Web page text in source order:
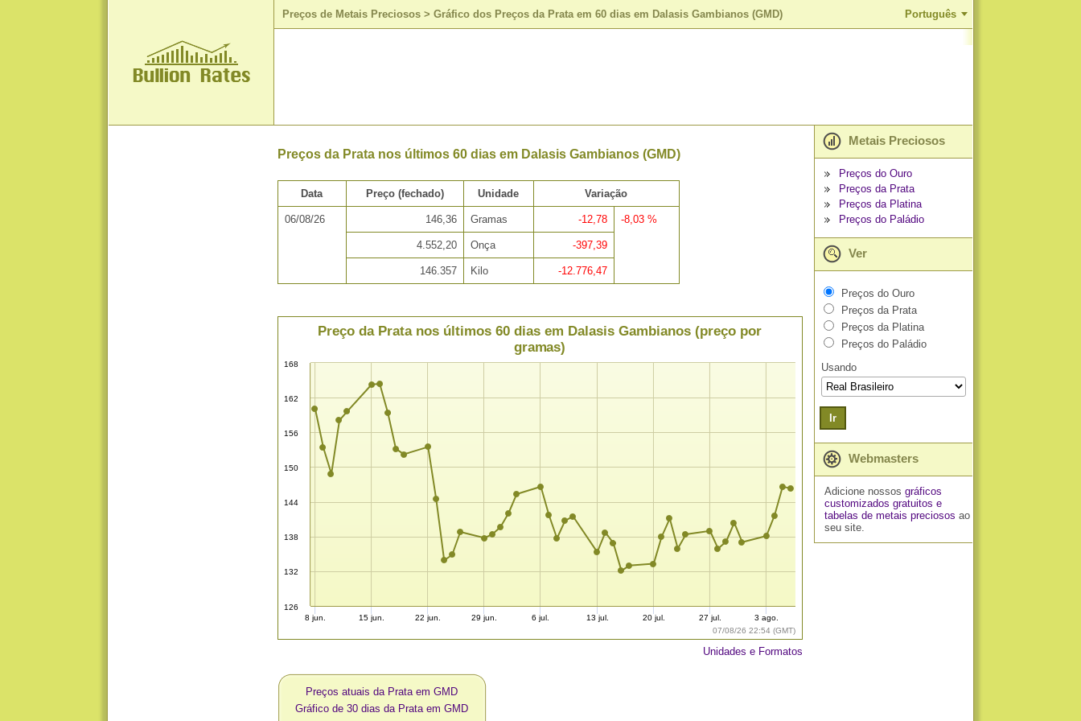
Preços de Metais Preciosos > Gráfico dos Preços da Prata em 60 dias em Dalasis Gambianos (GMD) Português
Preços da Prata nos últimos 60 dias em Dalasis Gambianos (GMD)
Data Preço (fechado) Unidade Variação
06/08/26 146,36 Gramas -12,78 -8,03 %
4.552,20 Onça -397,39
146.357 Kilo -12.776,47
07/08/26 22:54 (GMT)
Preço da Prata nos últimos 60 dias em Dalasis Gambianos (preço por
gramas)
126
132
138
144
150
156
162
168
8 jun. 15 jun. 22 jun. 29 jun. 6 jul. 13 jul. 20 jul. 27 jul. 3 ago.
Unidades e Formatos
Preços atuais da Prata em GMD
Gráfico de 30 dias da Prata em GMD
Metais Preciosos
Preços do Ouro
Preços da Prata
Preços da Platina
Preços do Paládio
Ver
Preços do Ouro
Preços da Prata
Preços da Platina
Preços do Paládio
Usando
Ir
Webmasters
Adicione nossos gráficos
customizados gratuitos e
tabelas de metais preciosos ao
seu site.